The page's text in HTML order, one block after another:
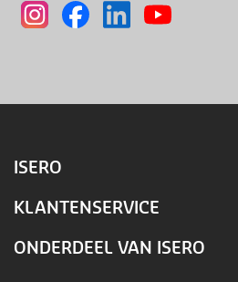
ISERO
KLANTENSERVICE
ONDERDEEL VAN ISERO